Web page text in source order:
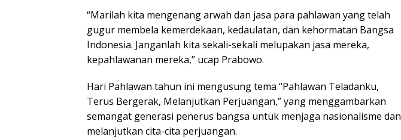
“Marilah kita mengenang arwah dan jasa para pahlawan yang telah
gugur membela kemerdekaan, kedaulatan, dan kehormatan Bangsa
Indonesia. Janganlah kita sekali-sekali melupakan jasa mereka,
kepahlawanan mereka,” ucap Prabowo.
Hari Pahlawan tahun ini mengusung tema “Pahlawan Teladanku,
Terus Bergerak, Melanjutkan Perjuangan,” yang menggambarkan
semangat generasi penerus bangsa untuk menjaga nasionalisme dan
melanjutkan cita-cita perjuangan.